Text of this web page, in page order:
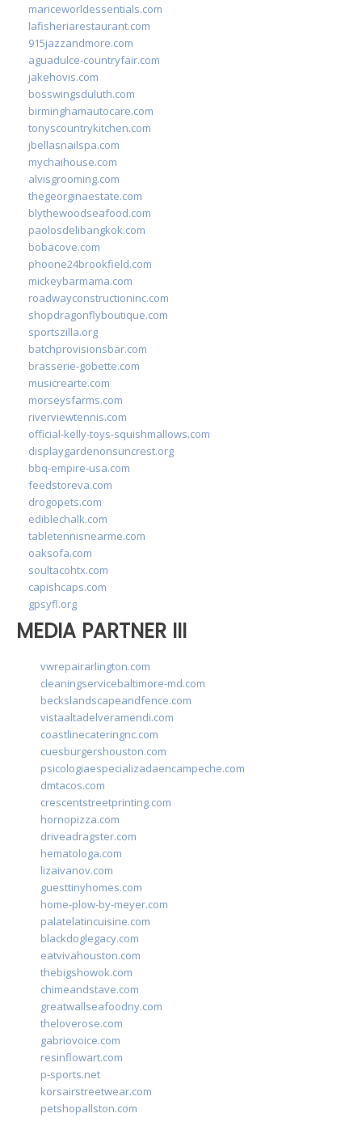
mariceworldessentials.com
lafisheriarestaurant.com
915jazzandmore.com
aguadulce-countryfair.com
jakehovis.com
bosswingsduluth.com
birminghamautocare.com
tonyscountrykitchen.com
jbellasnailspa.com
mychaihouse.com
alvisgrooming.com
thegeorginaestate.com
blythewoodseafood.com
paolosdelibangkok.com
bobacove.com
phoone24brookfield.com
mickeybarmama.com
roadwayconstructioninc.com
shopdragonflyboutique.com
sportszilla.org
batchprovisionsbar.com
brasserie-gobette.com
musicrearte.com
morseysfarms.com
riverviewtennis.com
official-kelly-toys-squishmallows.com
displaygardenonsuncrest.org
bbq-empire-usa.com
feedstoreva.com
drogopets.com
ediblechalk.com
tabletennisnearme.com
oaksofa.com
soultacohtx.com
capishcaps.com
gpsyfl.org
MEDIA PARTNER III
vwrepairarlington.com
cleaningservicebaltimore-md.com
beckslandscapeandfence.com
vistaaltadelveramendi.com
coastlinecateringnc.com
cuesburgershouston.com
psicologiaespecializadaencampeche.com
dmtacos.com
crescentstreetprinting.com
hornopizza.com
driveadragster.com
hematologa.com
lizaivanov.com
guesttinyhomes.com
home-plow-by-meyer.com
palatelatincuisine.com
blackdoglegacy.com
eatvivahouston.com
thebigshowok.com
chimeandstave.com
greatwallseafoodny.com
theloverose.com
gabriovoice.com
resinflowart.com
p-sports.net
korsairstreetwear.com
petshopallston.com